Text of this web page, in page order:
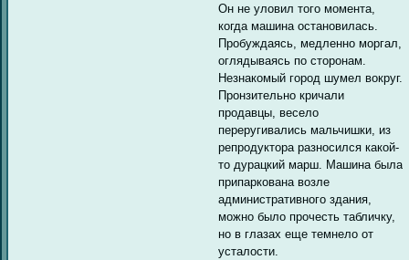
Он не уловил того момента,
когда машина остановилась.
Пробуждаясь, медленно моргал,
оглядываясь по сторонам.
Незнакомый город шумел вокруг.
Пронзительно кричали
продавцы, весело
переругивались мальчишки, из
репродуктора разносился какой-
то дурацкий марш. Машина была
припаркована возле
административного здания,
можно было прочесть табличку,
но в глазах еще темнело от
усталости.